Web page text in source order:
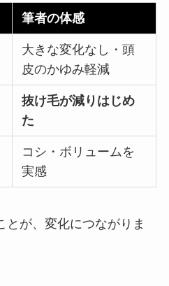
筆者の体感
大きな変化なし・頭
皮のかゆみ軽減
抜け毛が減りはじめ
た
コシ・ボリュームを
実感
とが、変化につながりま